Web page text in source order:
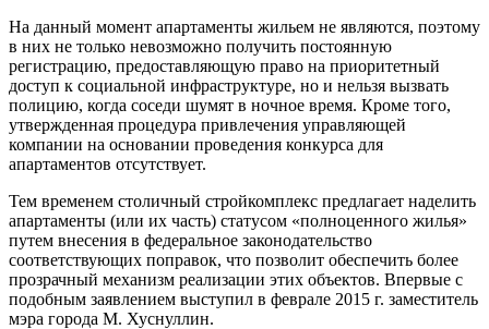
На данный момент апартаменты жильем не являются, поэтому
в них не только невозможно получить постоянную
регистрацию, предоставляющую право на приоритетный
доступ к социальной инфраструктуре, но и нельзя вызвать
полицию, когда соседи шумят в ночное время. Кроме того,
утвержденная процедура привлечения управляющей
компании на основании проведения конкурса для
апартаментов отсутствует.
Тем временем столичный стройкомплекс предлагает наделить
апартаменты (или их часть) статусом «полноценного жилья»
путем внесения в федеральное законодательство
соответствующих поправок, что позволит обеспечить более
прозрачный механизм реализации этих объектов. Впервые с
подобным заявлением выступил в феврале 2015 г. заместитель
мэра города М. Хуснуллин.